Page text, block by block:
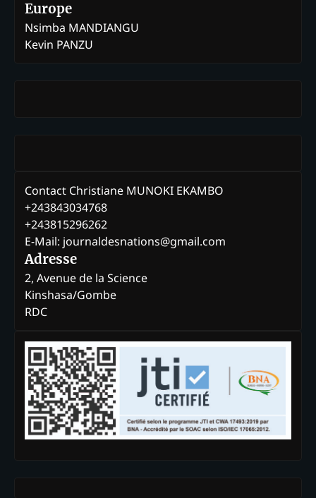
Europe
Nsimba MANDIANGU
Kevin PANZU
Contact Christiane MUNOKI EKAMBO
+243843034768
+243815296262
E-Mail: journaldesnations@gmail.com
Adresse
2, Avenue de la Science
Kinshasa/Gombe
RDC